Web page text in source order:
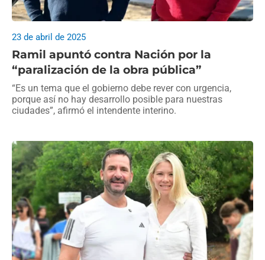
Ramil apuntó contra Nación por la
“paralización de la obra pública”
23 de abril de 2025
“Es un tema que el gobierno debe rever con urgencia,
porque así no hay desarrollo posible para nuestras
ciudades”, afirmó el intendente interino.